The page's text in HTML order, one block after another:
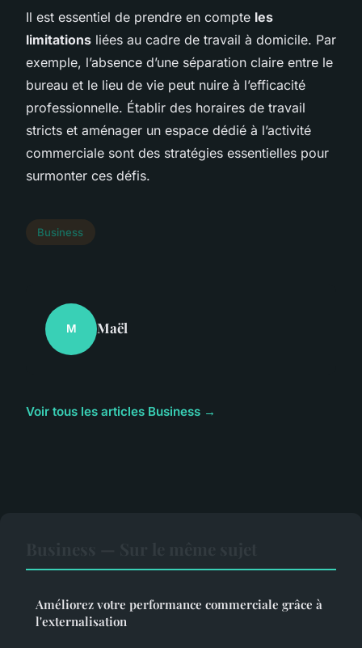
Il est essentiel de prendre en compte les
limitations liées au cadre de travail à domicile. Par
exemple, l’absence d’une séparation claire entre le
bureau et le lieu de vie peut nuire à l’efficacité
professionnelle. Établir des horaires de travail
stricts et aménager un espace dédié à l’activité
commerciale sont des stratégies essentielles pour
surmonter ces défis.
Business
M Maël
Voir tous les articles Business →
Améliorez votre performance commerciale grâce à
l'externalisation